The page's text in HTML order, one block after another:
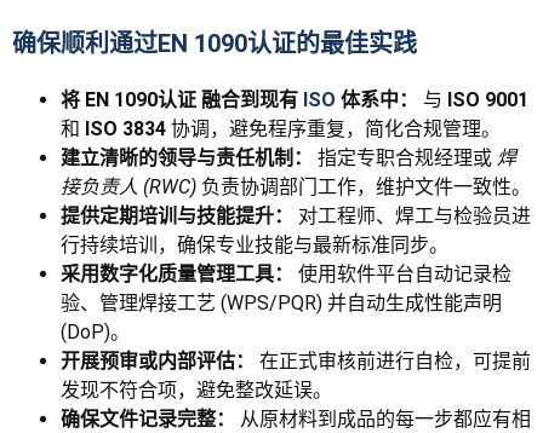
确保顺利通过EN 1090认证的最佳实践
将 EN 1090认证 融合到现有 ISO 体系中： 与 ISO 9001
和 ISO 3834 协调，避免程序重复，简化合规管理。
建立清晰的领导与责任机制：
指定专职合规经理或 焊
接负责人 (RWC) 负责协调部门工作，维护文件一致性。
提供定期培训与技能提升：
对工程师、焊工与检验员进
行持续培训，确保专业技能与最新标准同步。
采用数字化质量管理工具：
使用软件平台自动记录检
验、管理焊接工艺 (WPS/PQR) 并自动生成性能声明
(DoP)。
开展预审或内部评估：
在正式审核前进行自检，可提前
发现不符合项，避免整改延误。
确保文件记录完整：
从原材料到成品的每一步都应有相